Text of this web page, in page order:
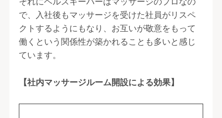
で、入社後もマッサージを受けた社員がリスペ
クトするようにもなり、お互いが敬意をもって
働くという関係性が築かれることも多いと感じ
ています。
【社内マッサージルーム開設による効果】